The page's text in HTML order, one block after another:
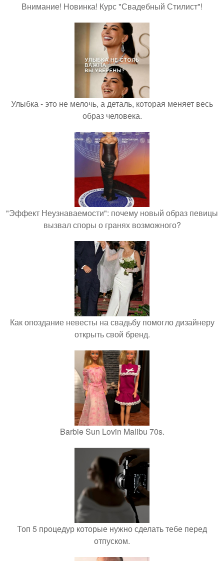
Внимание! Новинка! Курс "Свадебный Стилист"!
Улыбка - это не мелочь, а деталь, которая меняет весь
образ человека.
"Эффект Неузнаваемости": почему новый образ певицы
вызвал споры о гранях возможного?
Как опоздание невесты на свадьбу помогло дизайнеру
открыть свой бренд.
Barbie Sun Lovin Malibu 70s.
Топ 5 процедур которые нужно сделать тебе перед
отпуском.